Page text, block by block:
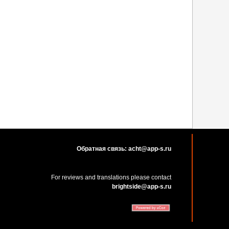
Обратная связь: acht@app-s.ru
For reviews and translations please contact
brightside@app-s.ru